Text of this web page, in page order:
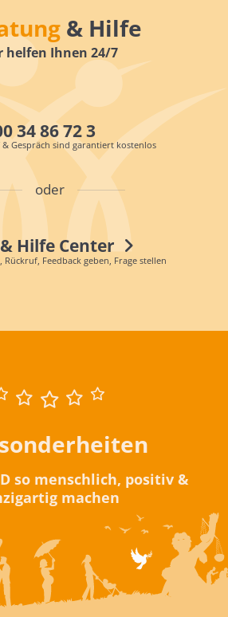
& Hilfe
helfen Ihnen 24/7
34 86 72 3
Gespräch sind garantiert kostenlos
oder
Hilfe Center
Rückruf, Feedback geben, Frage stellen
so menschlich, positiv &
machen